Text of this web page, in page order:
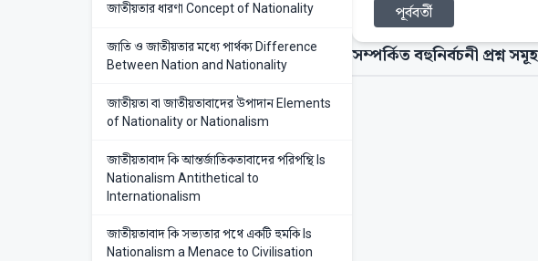
জাতীয়তার ধারণা Concept of Nationality
জাতি ও জাতীয়তার মধ্যে পার্থক্য Difference
Between Nation and Nationality
জাতীয়তা বা জাতীয়তাবাদের উপাদান Elements
of Nationality or Nationalism
জাতীয়তাবাদ কি আন্তর্জাতিকতাবাদের পরিপন্থি Is
Nationalism Antithetical to
Internationalism
জাতীয়তাবাদ কি সভ্যতার পথে একটি হুমকি Is
Nationalism a Menace to Civilisation
পূর্ববর্তী
সম্পর্কিত বহুনির্বচনী প্রশ্ন সমূহ